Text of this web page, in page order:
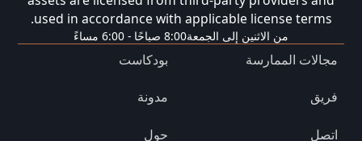
used in accordance with applicable license terms.
من الاثنين إلى الجمعة8:00 صباحًا - 6:00 مساءً
مجالات الممارسة بودكاست
فريق مدونة
اتصل حول